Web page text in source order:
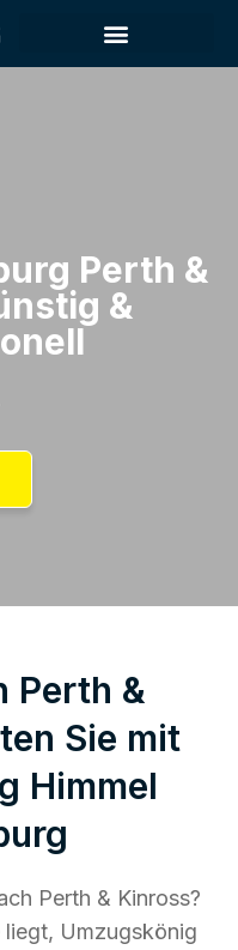
Perth &
&
Perth &
Sie mit
Himmel
Perth & Kinross?
liegt, Umzugskönig